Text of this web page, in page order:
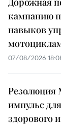
кампанию
навыков
07/08/2026
Резолюция
импульс
здорового